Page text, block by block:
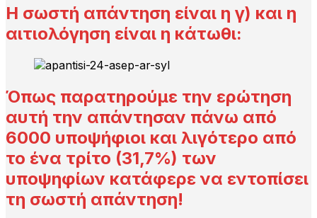
Η σωστή απάντηση είναι η γ) και η
αιτιολόγηση είναι η κάτωθι:
Όπως παρατηρούμε την ερώτηση
αυτή την απάντησαν πάνω από
6000 υποψήφιοι και λιγότερο από
το ένα τρίτο (31,7%) των
υποψηφίων κατάφερε να εντοπίσει
τη σωστή απάντηση!